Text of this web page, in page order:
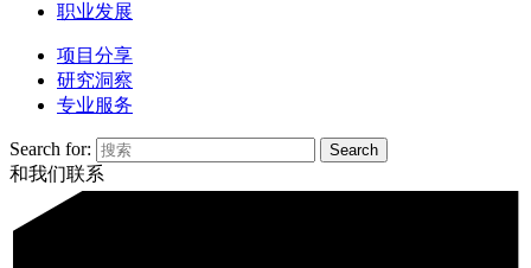
职业发展
项目分享
研究洞察
专业服务
Search for:
和我们联系